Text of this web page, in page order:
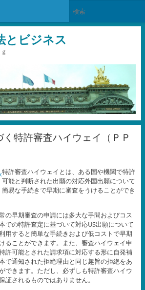
ビジネス
く特許審査ハイウェイ（ＰＰ
特許審査ハイウェイとは、ある国や機関で特許
可能と判断された出願の対応外国出願について
簡易な手続きで早期に審査をうけることができ
の早期審査の申請には多大な手間およびコス
での特許査定に基づいて対応US出願について
用すると簡単な手続きおよび低コストで早期
ることができます。また、審査ハイウェイ申
許可能とされた請求項に対応する形に自発補
で通知された拒絶理由と同じ趣旨の拒絶をあ
できます。ただし、必ずしも特許審査ハイウ
証されるものではありません。